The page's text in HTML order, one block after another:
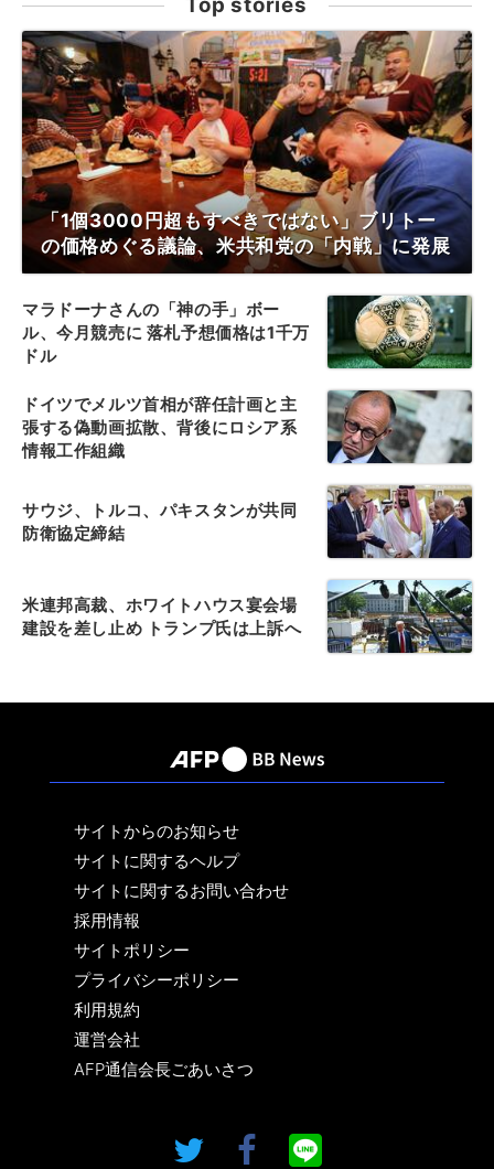
Top stories
「1個3000円超もすべきではない」ブリトー
の価格めぐる議論、米共和党の「内戦」に発展
マラドーナさんの「神の手」ボー
ル、今月競売に 落札予想価格は1千万
ドル
ドイツでメルツ首相が辞任計画と主
張する偽動画拡散、背後にロシア系
情報工作組織
サウジ、トルコ、パキスタンが共同
防衛協定締結
米連邦高裁、ホワイトハウス宴会場
建設を差し止め トランプ氏は上訴へ
サイトからのお知らせ
サイトに関するヘルプ
サイトに関するお問い合わせ
採用情報
サイトポリシー
プライバシーポリシー
利用規約
運営会社
AFP通信会長ごあいさつ